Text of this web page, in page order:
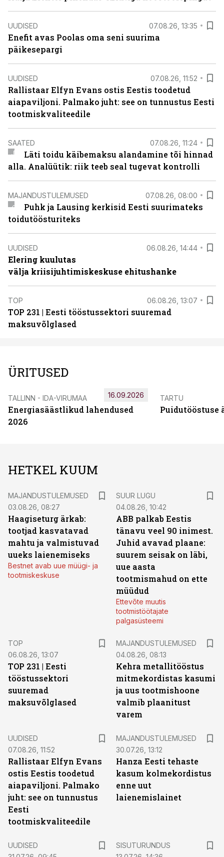
UUDISED 07.08.26, 13:35
Enefit avas Poolas oma seni suurima
päikesepargi
UUDISED 07.08.26, 11:52
Rallistaar Elfyn Evans ostis Eestis toodetud
aiapaviljoni. Palmako juht: see on tunnustus Eesti
tootmiskvaliteedile
SAATED 07.08.26, 11:24
Läti toidu käibemaksu alandamine tõi hinnad
alla. Analüütik: riik teeb seal tugevat kontrolli
MAJANDUSTULEMUSED 07.08.26, 08:00
Puhk ja Lausing kerkisid Eesti suurimateks
toidutöösturiteks
UUDISED 06.08.26, 14:44
Elering kuulutas
välja kriisijuhtimiskeskuse ehitushanke
TOP 06.08.26, 13:07
TOP 231 | Eesti tööstussektori suuremad
maksuvõlglased
ÜRITUSED
TALLINN - IDA-VIRUMAA
Energiasäästlikud lahendused
2026
16.09.2026 TARTU
Puidutööstuse
HETKEL KUUM
MAJANDUSTULEMUSED
03.08.26, 08:27
Haagiseturg ärkab:
tootjad kasvatavad
mahtu ja valmistuvad
uueks laienemiseks
Bestnet avab uue müügi- ja
tootmiskeskuse
SUUR LUGU
04.08.26, 10:42
ABB palkab Eestis
tänavu veel 90 inimest.
Juhid avavad plaane:
suurem seisak on läbi,
uue aasta
tootmismahud on ette
müüdud
Ettevõte muutis
tootmistöötajate
palgasüsteemi
TOP
06.08.26, 13:07
TOP 231 | Eesti
tööstussektori
suuremad
maksuvõlglased
MAJANDUSTULEMUSED
04.08.26, 08:13
Kehra metallitööstus
mitmekordistas kasumi
ja uus tootmishoone
valmib plaanitust
varem
UUDISED
07.08.26, 11:52
Rallistaar Elfyn Evans
ostis Eestis toodetud
aiapaviljoni. Palmako
juht: see on tunnustus
Eesti
tootmiskvaliteedile
MAJANDUSTULEMUSED
30.07.26, 13:12
Hanza Eesti tehaste
kasum kolmekordistus
enne uut
laienemislainet
UUDISED
SISUTURUNDUS